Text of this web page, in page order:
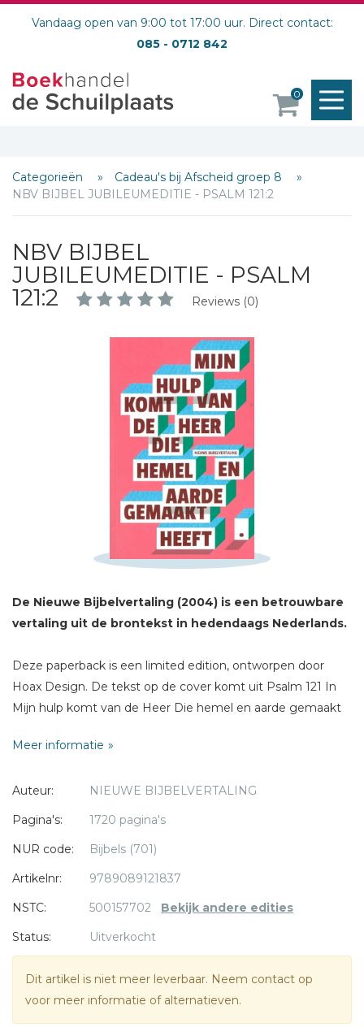
Vandaag open van 9:00 tot 17:00 uur. Direct contact:
085 - 0712 842
0
Categorieën
Cadeau's bij Afscheid groep 8
NBV BIJBEL JUBILEUMEDITIE - PSALM 121:2
NBV BIJBEL
JUBILEUMEDITIE - PSALM
121:2
Reviews (0)
De Nieuwe Bijbelvertaling (2004) is een betrouwbare
vertaling uit de brontekst in hedendaags Nederlands.
Deze paperback is een limited edition, ontworpen door
Hoax Design. De tekst op de cover komt uit Psalm 121 In
Mijn hulp komt van de Heer Die hemel en aarde gemaakt
Meer informatie
Auteur:
NIEUWE BIJBELVERTALING
Pagina's:
1720 pagina's
NUR code:
Bijbels (701)
Artikelnr:
9789089121837
NSTC:
500157702 Bekijk andere edities
Status:
Uitverkocht
Dit artikel is niet meer leverbaar. Neem contact op
voor meer informatie of alternatieven.
Schrijf hieronder je review!